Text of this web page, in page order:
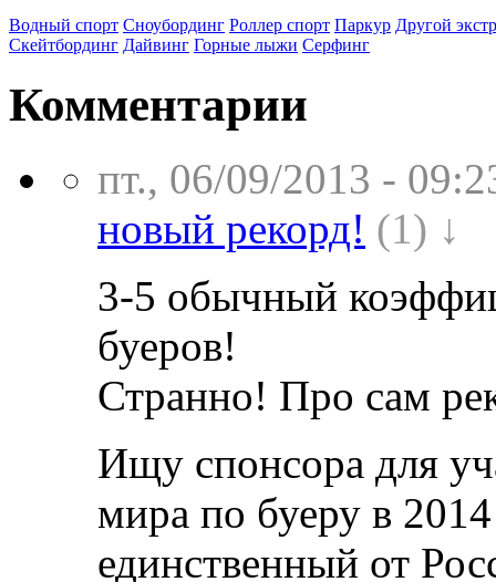
Водный спорт Сноубординг Роллер спорт Паркур Другой
Скейтбординг Дайвинг Горные лыжи Серфинг
Комментарии
пт., 06/09/2013 -
новый рекорд! (1) ↓
3-5 обычный
буеров!
Странно! Про сам
Ищу спонсора для
мира по буеру в
единственный от